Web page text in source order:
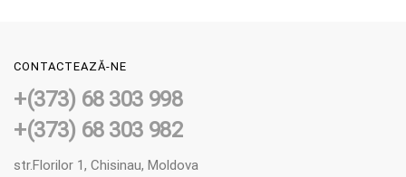
CONTACTEAZĂ-NE
+(373) 68 303 998
+(373) 68 303 982
str.Florilor 1, Chisinau, Moldova